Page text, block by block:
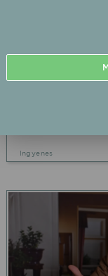
Bestiák Retro
Nyírmada
Ingyenes